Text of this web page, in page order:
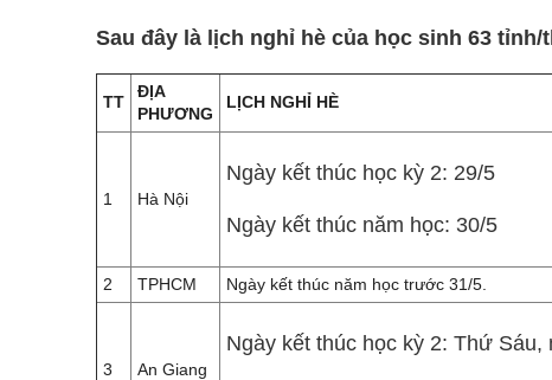
Sau đây là lịch nghỉ hè của học sinh 63
TT
ĐỊA
PHƯƠNG
LỊCH NGHỈ HÈ
1 Hà Nội
Ngày kết thúc học kỳ 2: 29/5
Ngày kết thúc năm học: 30/5
2 TPHCM Ngày kết thúc năm học trước 31/5.
3 An Giang
Ngày kết thúc học kỳ 2: Thứ Sáu,